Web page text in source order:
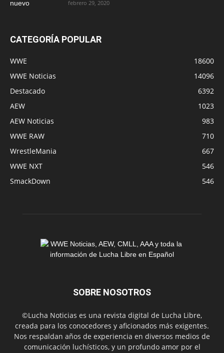
febrero 29, 2020
CATEGORÍA POPULAR
WWE
18600
WWE Noticias
14096
Destacado
6392
AEW
1023
AEW Noticias
983
WWE RAW
710
WrestleMania
667
WWE NXT
546
SmackDown
546
SOBRE NOSOTROS
©Lucha Noticias es una revista digital de Lucha Libre,
creada para los conocedores y aficionados más exigentes.
Nos respaldan años de experiencia en diversos medios de
comunicación luchísticos, y un profundo amor por el